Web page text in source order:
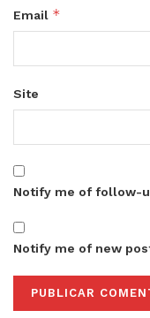
Email *
Site
Notify me of follow-
Notify me of new